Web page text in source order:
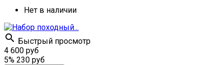
Нет в наличии
 Быстрый просмотр
4 600 руб
5% 230 руб